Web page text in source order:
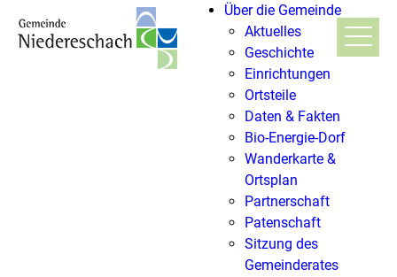
Über die Gemeinde
Aktuelles
Geschichte
Einrichtungen
Ortsteile
Daten & Fakten
Bio-Energie-Dorf
Wanderkarte &
Ortsplan
Partnerschaft
Patenschaft
Sitzung des
Gemeinderates